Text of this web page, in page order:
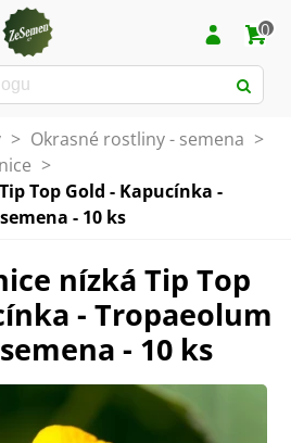
0
> Okrasné rostliny - semena >
>
Top Gold - Kapucínka -
- 10 ks
nízká Tip Top
- Tropaeolum
- 10 ks